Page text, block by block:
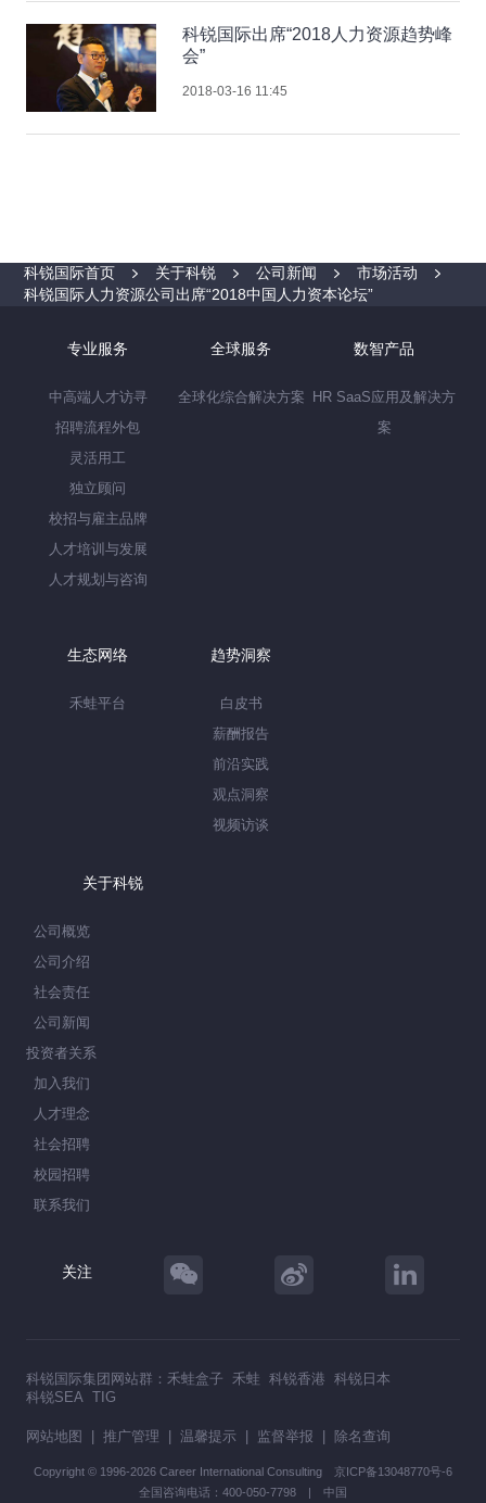
科锐国际出席“2018人力资源趋势峰
会”
2018-03-16 11:45
科锐国际首页 关于科锐 公司新闻
市场活动
科锐国际人力资源公司出席“2018中国人力资本论坛”
专业服务
中高端人才访寻
招聘流程外包
灵活用工
独立顾问
校招与雇主品牌
人才培训与发展
人才规划与咨询
全球服务
全球化综合解决方案
数智产品
HR SaaS应用及解决方
案
生态网络
禾蛙平台
趋势洞察
白皮书
薪酬报告
前沿实践
观点洞察
视频访谈
关于科锐
公司概览
公司介绍
社会责任
公司新闻
投资者关系
加入我们
人才理念
社会招聘
校园招聘
联系我们
关注
科锐国际集团网站群： 禾蛙盒子 禾蛙 科锐香港 科锐日本
科锐SEA TIG
网站地图 推广管理 温馨提示 监督举报 除名查询
Copyright © 1996-2026 Career International Consulting 京ICP备13048770号-6
全国咨询电话：400-050-7798 | 中国